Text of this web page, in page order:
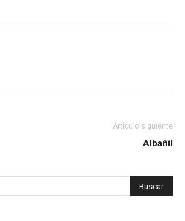
Artículo siguiente
Albañil